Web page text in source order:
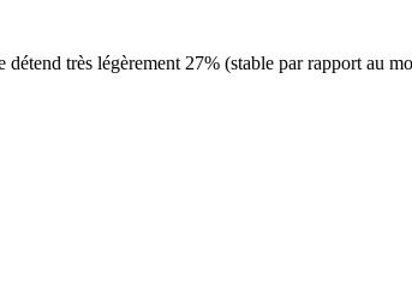
très légèrement 27% (stable par rapport au